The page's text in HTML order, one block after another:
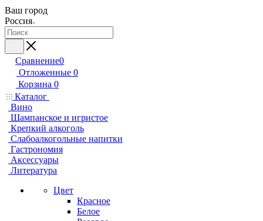
Ваш город
Россия
Сравнение0
Отложенные 0
Корзина 0
Каталог
Вино
Шампанское и игристое
Крепкий алкоголь
Слабоалкогольные напитки
Гастрономия
Аксессуары
Литература
Цвет
Красное
Белое